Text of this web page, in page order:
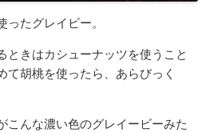
たグレイビー。
ときはカシューナッツを使うこと
て胡桃を使ったら、あらびっく
こんな濃い色のグレイービーみた